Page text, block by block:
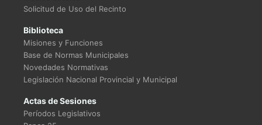
Solicitud de Uso del Recinto
Biblioteca
Misiones y Funciones
Base de Normas Municipales
Novedades Normativas
Legislación Nacional Provincial y Municipal
Actas de Sesiones
Períodos Legislativos